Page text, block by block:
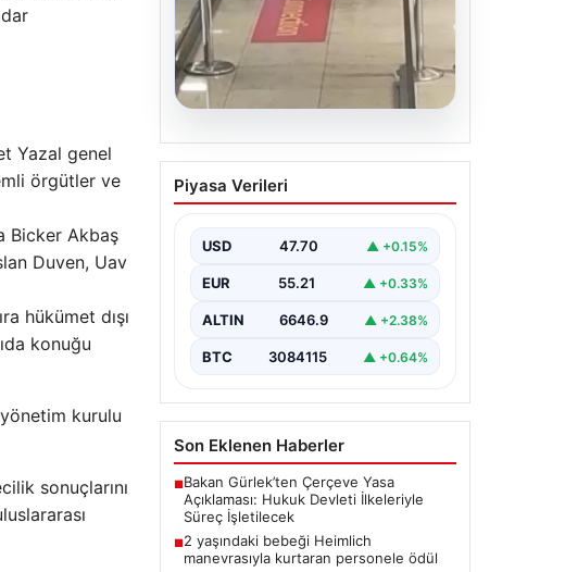
Yazal genel
örgütler ve
Bicker Akbaş
Duven, Uav
hükümet dışı
konuğu
kurulu
sonuçlarını
05.08.2026
2 yaşındaki bebeği
Heimlich manevrasıyla
{ “title”: “Hayati Anıttaki
Heimlich Manevrası ile Kurtaran
Piyasa Verileri
USD 47.70 ▲ +0.15%
EUR 55.21 ▲ +0.33%
ALTIN 6646.9 ▲ +2.38%
BTC 3084115 ▲ +0.64%
Son Eklenen Haberler
■Bakan Gürlek’ten Çerçeve Yasa
Açıklaması: Hukuk Devleti İlkeleriyle
Süreç İşletilecek
■2 yaşındaki bebeği Heimlich
manevrasıyla kurtaran personele ödül